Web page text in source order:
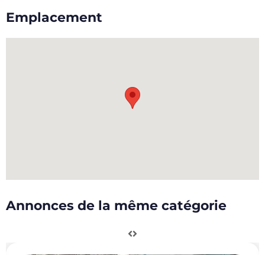
Emplacement
Annonces de la même catégorie